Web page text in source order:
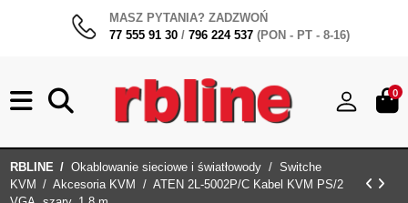
MASZ PYTANIA? ZADZWOŃ
77 555 91 30 / 796 224 537 (PON - PT - 8-16)
0
RBLINE Okablowanie sieciowe i światłowody
Switche
KVM
Akcesoria KVM
ATEN 2L-5002P/C Kabel KVM PS/2